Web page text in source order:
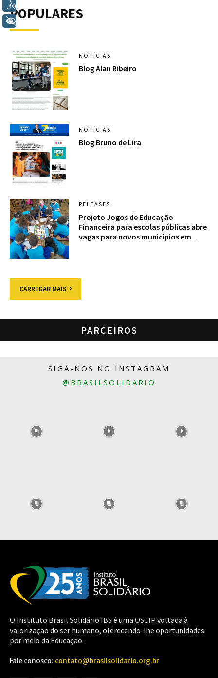
POPULARES
NOTÍCIAS
Blog Alan Ribeiro
NOTÍCIAS
Blog Bruno de Lira
RELEASES
Projeto Jogos de Educação
Financeira para escolas públicas abre
vagas para novos municípios em...
CARREGAR MAIS
PARCEIROS
SIGA-NOS NO INSTAGRAM
@BRASILSOLIDARIO
O Instituto Brasil Solidário IBS é uma OSCIP voltada à
valorização do ser humano, oferecendo-lhe oportunidades
por meio da Educação.
Fale conosco: contato@brasilsolidario.org.br
+ Acessibilidade